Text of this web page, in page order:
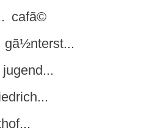
cafã©
gã½nterst...
jugend...